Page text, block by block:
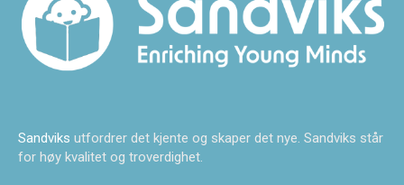
Sandviks utfordrer det kjente og skaper det nye. Sandviks står
for høy kvalitet og troverdighet.